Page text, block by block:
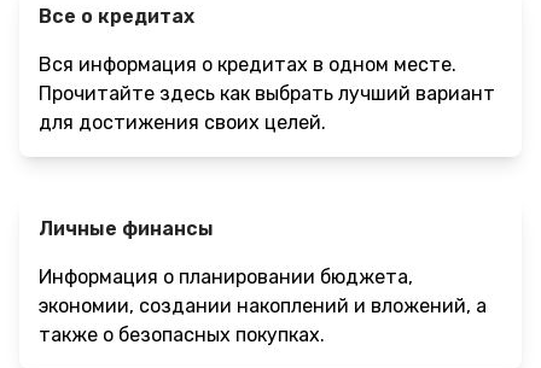
Все о кредитах
Вся информация о кредитах в одном месте.
Прочитайте здесь как выбрать лучший вариант
для достижения своих целей.
Личные финансы
Информация о планировании бюджета,
экономии, создании накоплений и вложений, а
также о безопасных покупках.